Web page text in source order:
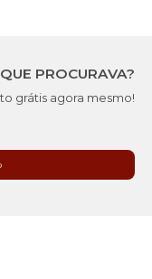
PROCURAVA?
grátis agora mesmo!